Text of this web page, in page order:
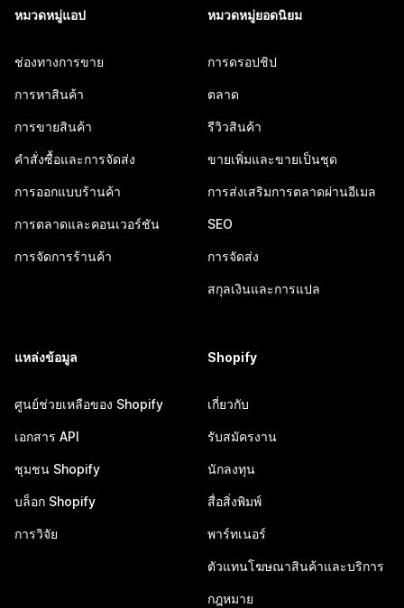
หมวดหมู่แอป
ช่องทางการขาย
การหาสินค้า
การขายสินค้า
คำสั่งซื้อและการจัดส่ง
การออกแบบร้านค้า
การตลาดและคอนเวอร์ชัน
การจัดการร้านค้า
หมวดหมู่ยอดนิยม
การดรอปชิป
ตลาด
รีวิวสินค้า
ขายเพิ่มและขายเป็นชุด
การส่งเสริมการตลาดผ่านอีเมล
SEO
การจัดส่ง
สกุลเงินและการแปล
แหล่งข้อมูล
ศูนย์ช่วยเหลือของ Shopify
เอกสาร API
ชุมชน Shopify
บล็อก Shopify
การวิจัย
Shopify
เกี่ยวกับ
รับสมัครงาน
นักลงทุน
สื่อสิ่งพิมพ์
พาร์ทเนอร์
ตัวแทนโฆษณาสินค้าและบริการ
กฎหมาย